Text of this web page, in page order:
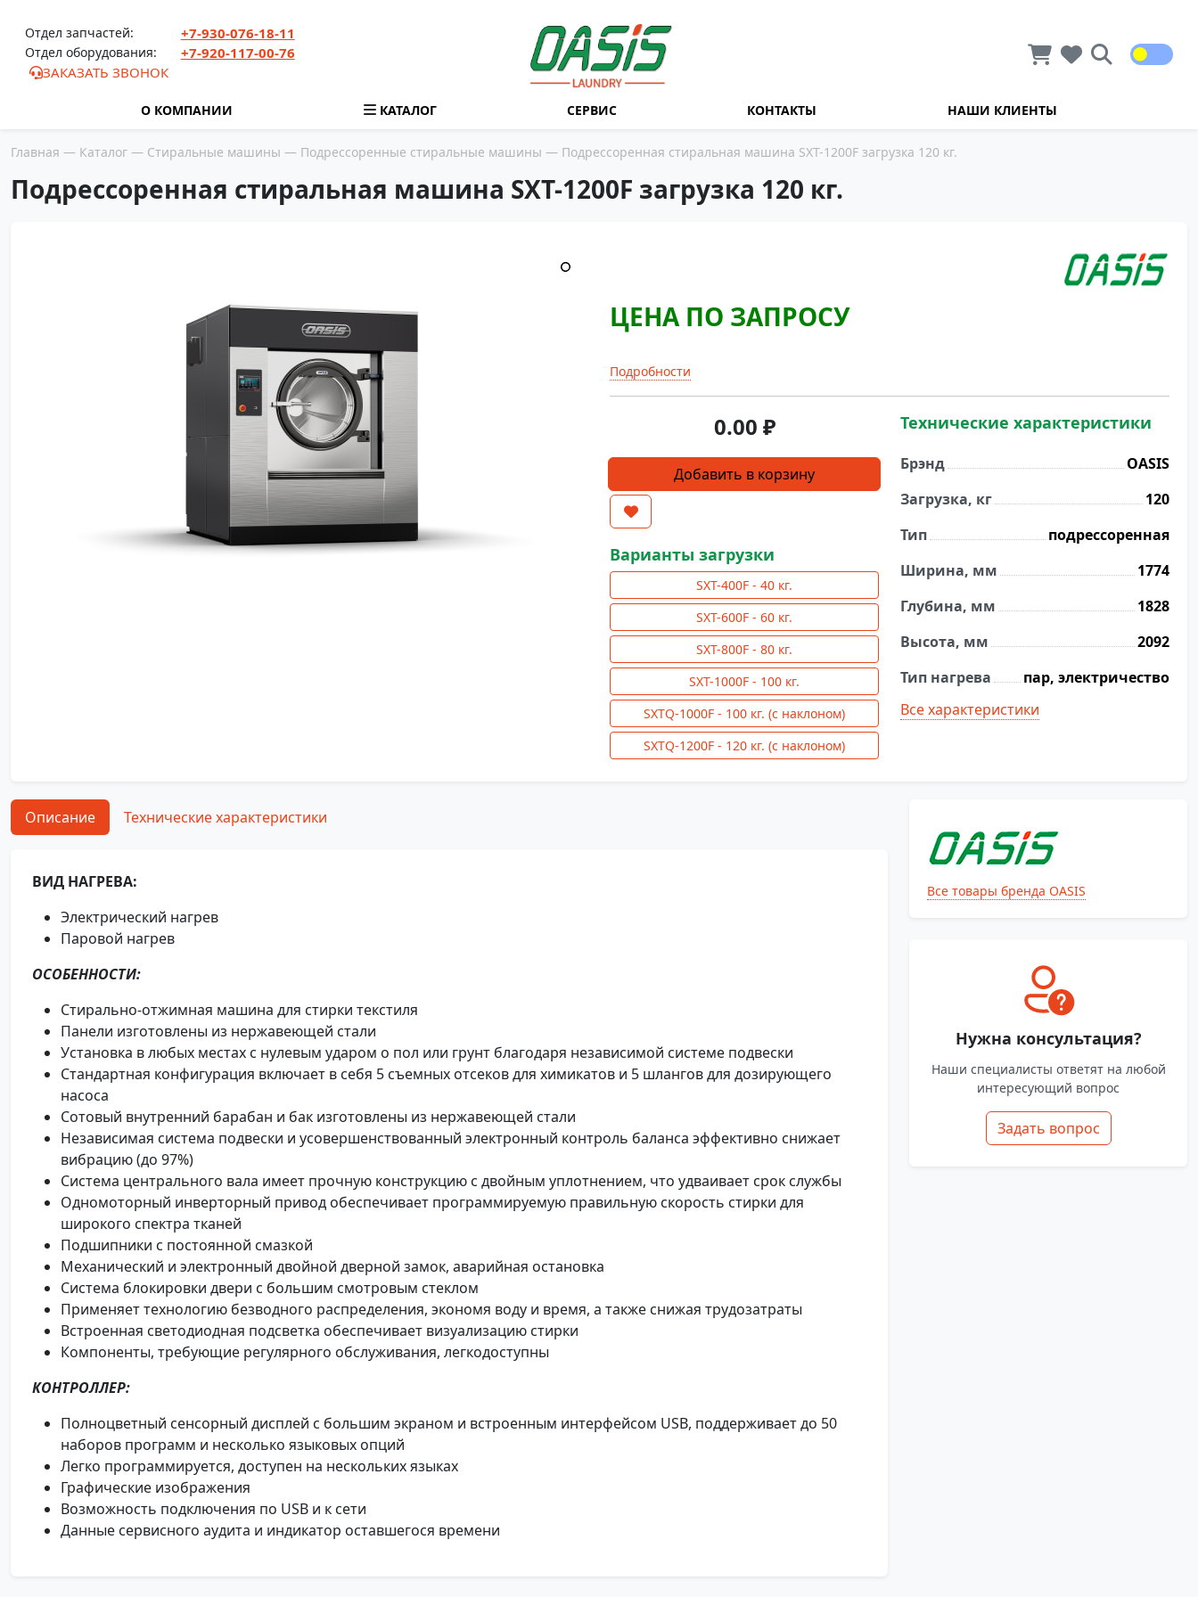
Отдел запчастей: +7-930-076-18-11
Отдел оборудования:
+7-920-117-00-76
ЗАКАЗАТЬ ЗВОНОК
О КОМПАНИИ КАТАЛОГ СЕРВИС КОНТАКТЫ НАШИ КЛИЕНТЫ
Главная — Каталог — Стиральные машины — Подрессоренные стиральные машины — Подрессоренная стиральная машина SXT-1200F загрузка 120 кг.
Подрессоренная стиральная машина SXT-1200F загрузка 120 кг.
ЦЕНА ПО ЗАПРОСУ
Подробности
0.00 ₽
Количество
товара
Подрессоренная
стиральная
машина
SXT-
1200F
загрузка
120
кг.
Добавить в корзину
Варианты загрузки
SXT-400F - 40 кг.
SXT-600F - 60 кг.
SXT-800F - 80 кг.
SXT-1000F - 100 кг.
SXTQ-1000F - 100 кг. (с наклоном)
SXTQ-1200F - 120 кг. (с наклоном)
Технические характеристики
Брэнд
OASIS
Загрузка, кг
120
Тип
подрессоренная
Ширина, мм
1774
Глубина, мм
1828
Высота, мм
2092
Тип нагрева
пар, электричество
Все характеристики
Описание Технические характеристики
ВИД НАГРЕВА:
Электрический нагрев
Паровой нагрев
ОСОБЕННОСТИ:
Стирально-отжимная машина для стирки текстиля
Панели изготовлены из нержавеющей стали
Установка в любых местах с нулевым ударом о пол или грунт благодаря независимой системе подвески
Стандартная конфигурация включает в себя 5 съемных отсеков для химикатов и 5 шлангов для дозирующего
насоса
Сотовый внутренний барабан и бак изготовлены из нержавеющей стали
Независимая система подвески и усовершенствованный электронный контроль баланса эффективно снижает
вибрацию (до 97%)
Система центрального вала имеет прочную конструкцию с двойным уплотнением, что удваивает срок службы
Одномоторный инверторный привод обеспечивает программируемую правильную скорость стирки для
широкого спектра тканей
Подшипники с постоянной смазкой
Механический и электронный двойной дверной замок, аварийная остановка
Система блокировки двери с большим смотровым стеклом
Применяет технологию безводного распределения, экономя воду и время, а также снижая трудозатраты
Встроенная светодиодная подсветка обеспечивает визуализацию стирки
Компоненты, требующие регулярного обслуживания, легкодоступны
КОНТРОЛЛЕР:
Полноцветный сенсорный дисплей с большим экраном и встроенным интерфейсом USB, поддерживает до 50
наборов программ и несколько языковых опций
Легко программируется, доступен на нескольких языках
Графические изображения
Возможность подключения по USB и к сети
Данные сервисного аудита и индикатор оставшегося времени
Все товары бренда OASIS
Нужна консультация?
Наши специалисты ответят на любой
интересующий вопрос
Задать вопрос